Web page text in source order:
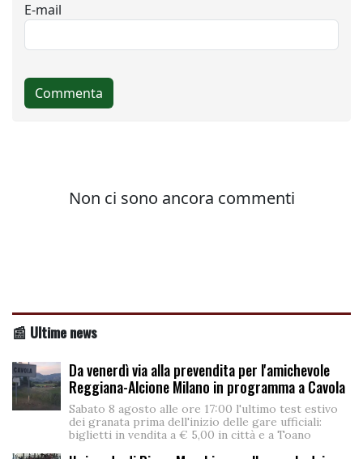
📰 Ultime news
Da venerdì via alla prevendita per l'amichevole
Reggiana-Alcione Milano in programma a Cavola
Sabato 8 agosto alle ore 17:00 l'ultimo test estivo
dei granata prima dell'inizio delle gare ufficiali:
biglietti in vendita a € 5,00 in città e a Toano